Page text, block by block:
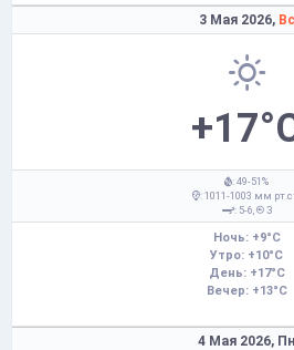
3 Мая 2026, Вс
: 49-51%
: 1011-1003 мм
: 5-6,
З
Ночь: +9°C
Утро: +10°C
День: +17°C
Вечер: +13°C
4 Мая 2026, Пн